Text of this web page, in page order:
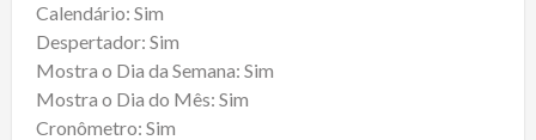
Calendário: Sim
Despertador: Sim
Mostra o Dia da Semana: Sim
Mostra o Dia do Mês: Sim
Cronômetro: Sim